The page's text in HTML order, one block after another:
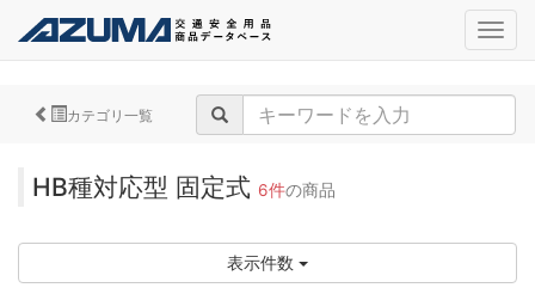
カテゴリ一覧
HB種対応型 固定式 6件の商品
表示件数